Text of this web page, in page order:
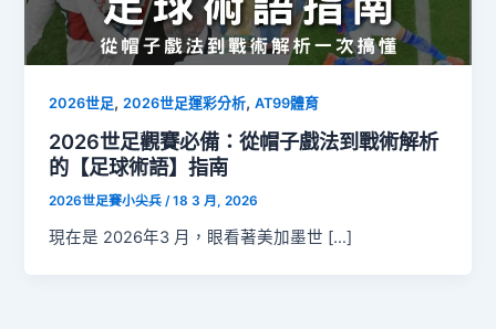
2026世足,2026世足運彩分析,AT99體育
2026世足觀賽必備：從帽子戲法到戰術解析
的【足球術語】指南
2026世足賽小尖兵/18 3 月, 2026
現在是 2026年3 月，眼看著美加墨世 […]